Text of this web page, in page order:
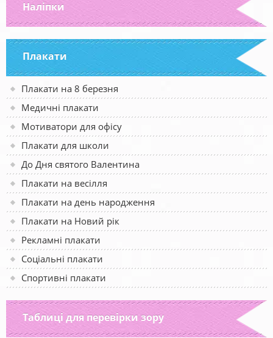
Наліпки
Плакати
Плакати на 8 березня
Медичні плакати
Мотиватори для офісу
Плакати для школи
До Дня святого Валентина
Плакати на весілля
Плакати на день народження
Плакати на Новий рік
Рекламні плакати
Соціальні плакати
Спортивні плакати
Таблиці для перевірки зору